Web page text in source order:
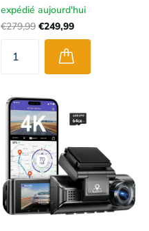
expédié aujourd'hui
€279,99 €249,99